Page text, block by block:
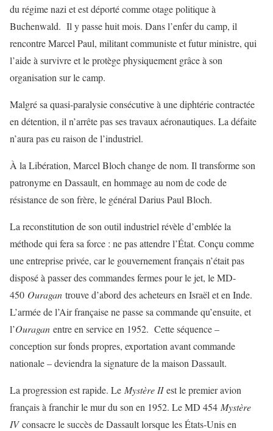
du régime nazi et est déporté comme otage politique à
Buchenwald. Il y passe huit mois. Dans l’enfer du camp, il
rencontre Marcel Paul, militant communiste et futur ministre, qui
l’aide à survivre et le protège physiquement grâce à son
organisation sur le camp.
Malgré sa quasi-paralysie consécutive à une diphtérie contractée
en détention, il n’arrête pas ses travaux aéronautiques. La défaite
n’aura pas eu raison de l’industriel.
À la Libération, Marcel Bloch change de nom. Il transforme son
patronyme en Dassault, en hommage au nom de code de
résistance de son frère, le général Darius Paul Bloch.
La reconstitution de son outil industriel révèle d’emblée la
méthode qui fera sa force : ne pas attendre l’État. Conçu comme
une entreprise privée, car le gouvernement français n’était pas
disposé à passer des commandes fermes pour le jet, le MD-
450 Ouragan trouve d’abord des acheteurs en Israël et en Inde.
L’armée de l’Air française ne passe sa commande qu’ensuite, et
l’Ouragan entre en service en 1952. Cette séquence –
conception sur fonds propres, exportation avant commande
nationale – deviendra la signature de la maison Dassault.
La progression est rapide. Le Mystère IIest le premier avion
français à franchir le mur du son en 1952. Le MD 454 Mystère
IVconsacre le succès de Dassault lorsque les États-Unis en